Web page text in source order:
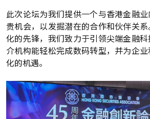
此次论坛为我们提供一个与香港金融
贵机会，以发掘潜在的合作和伙伴关
化的先锋，我们致力于引领尖端金融
介机构能轻松完成数码转型，并为企
化的机遇。